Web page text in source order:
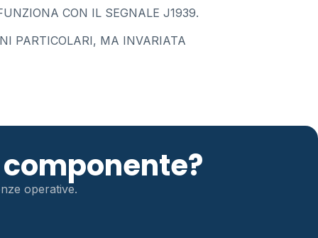
CON IL SEGNALE J1939.
PARTICOLARI, MA INVARIATA
operative.